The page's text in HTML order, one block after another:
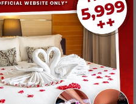
超大床或者双人床